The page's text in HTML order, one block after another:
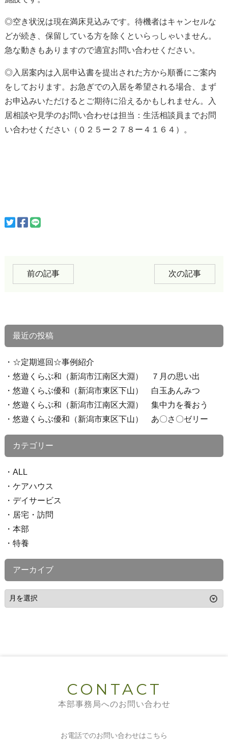
◎空き状況は現在満床見込みです。 待機者はキャンセルな
どが続き、保留している方を除くと いらっしゃいません。
急な動きもありますので適宜お問い合わせください。
◎入居案内は入居申込書を提出された方から順番にご案内
をしております。お急ぎでの入居を希望される場合、
まず
お申込みいただけると ご期待に沿えるかもしれません。入
居相談や見学のお問い合わせは担当：生活相談員までお問
い合わせください（０２５ー２７８ー４１６４）。
前の記事 次の記事
最近の投稿
☆定期巡回☆事例紹介
悠遊くらぶ和（新潟市江南区大淵） ７月の思い出
悠遊くらぶ優和（新潟市東区下山） 白玉あんみつ
悠遊くらぶ和（新潟市江南区大淵） 集中力を養おう
悠遊くらぶ優和（新潟市東区下山） あ〇さ〇ゼリー
カテゴリー
ALL
ケアハウス
デイサービス
居宅・訪問
本部
特養
アーカイブ
CONTACT
本部事務局へのお問い合わせ
お電話でのお問い合わせはこちら